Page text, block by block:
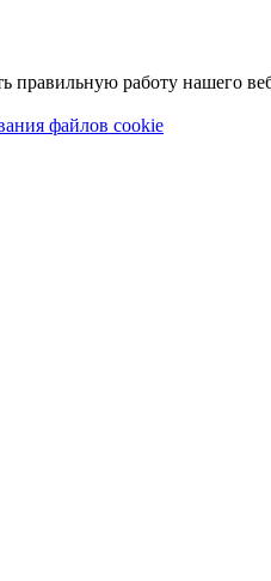
работу нашего
файлов cookie